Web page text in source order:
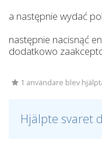
a następnie wydać
następnie nacisnąć
dodatkowo
1 användare blev
Hjälpte svaret